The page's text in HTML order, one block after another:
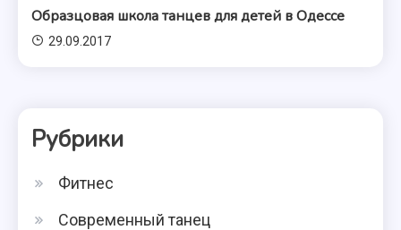
Образцовая школа танцев для детей в Одессе
29.09.2017
Рубрики
Фитнес
Современный танец